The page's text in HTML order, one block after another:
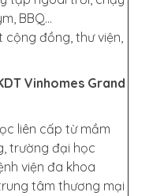
BBQ…
cộng đồng, thư viện,
Vinhomes Grand
liên cấp từ mầm
trường đại học
viện đa khoa
tâm thương mại